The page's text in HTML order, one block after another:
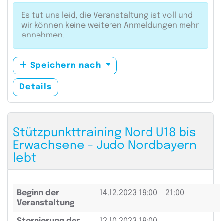
Es tut uns leid, die Veranstaltung ist voll und
wir können keine weiteren Anmeldungen mehr
annehmen.
Speichern nach
Details
Stützpunkttraining Nord U18 bis
Erwachsene - Judo Nordbayern
lebt
Beginn der
Veranstaltung
14.12.2023 19:00 - 21:00